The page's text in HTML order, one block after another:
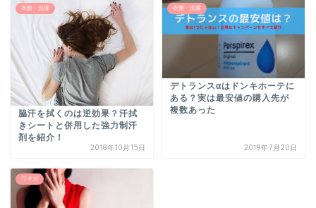
衣類・洗濯
脇汗を拭くのは逆効果？汗拭
きシートと併用した強力制汗
剤を紹介！
2018年10月15日
衣類・洗濯
デトランスαはドンキホーテに
ある？実は最安値の購入先が
複数あった
2019年7月20日
ワキガ